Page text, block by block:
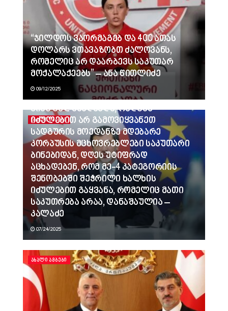
“ჯილდოს ვაორმაგებ და 400 ათას
დოლარს ვთავაზობთ ძალოვანს,
რომელიც არ დაარბევს საკუთარ
მოქალაქეებს” – ანა წითლიძე
09/12/2025
ᲐᲮᲐᲚᲘ ᲐᲛᲑᲔᲑᲘ
ვინც გვლანძღავდა, რადგან
იძულებით არ გამოვიყვანეთ
სადგურის მოედანზე მდებარე
კორპუსის მცხოვრებლები საკუთარი
ბინებიდან, დღეს უტიფრად
აცხადებენ, რომ მე-4 კატეგორიის
შენობებში შეჭრილი ხალხის
იძულებით გაყვანა, რომელიც მათი
საკუთრება არაა, დანაშაულია –
კალაძე
07/24/2025
ᲐᲮᲐᲚᲘ ᲐᲛᲑᲔᲑᲘ